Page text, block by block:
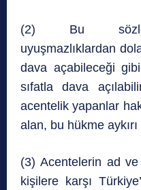
(2) Bu
uyuşmazlıklardan
dava açabileceği
sıfatla dava
acentelik yapanlar
alan, bu hükme
(3) Acentelerin ad
kişilere karşı